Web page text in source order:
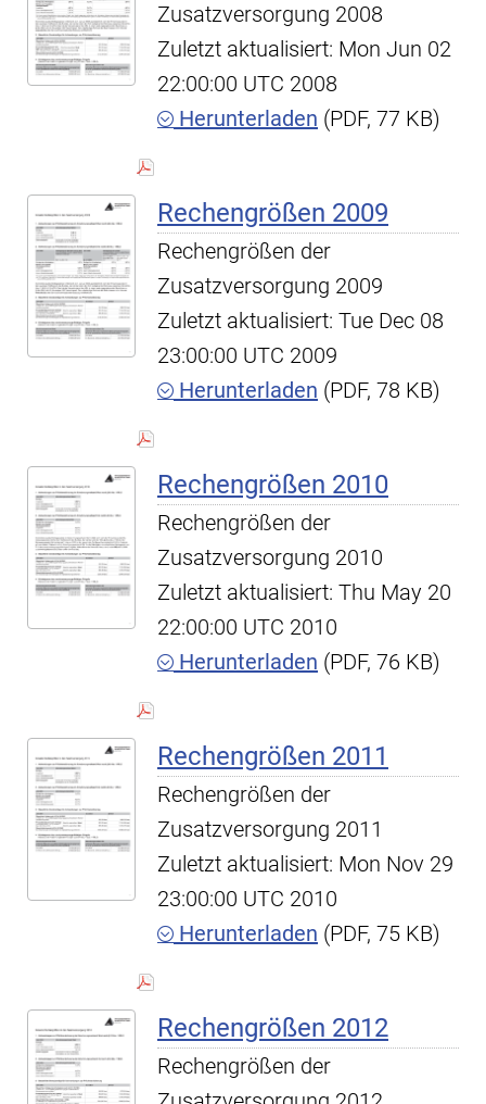
Zusatzversorgung 2008
Zuletzt aktualisiert: Mon Jun 02
22:00:00 UTC 2008
Herunterladen (PDF, 77 KB)
Rechengrößen 2009
Rechengrößen der
Zusatzversorgung 2009
Zuletzt aktualisiert: Tue Dec 08
23:00:00 UTC 2009
Herunterladen (PDF, 78 KB)
Rechengrößen 2010
Rechengrößen der
Zusatzversorgung 2010
Zuletzt aktualisiert: Thu May 20
22:00:00 UTC 2010
Herunterladen (PDF, 76 KB)
Rechengrößen 2011
Rechengrößen der
Zusatzversorgung 2011
Zuletzt aktualisiert: Mon Nov 29
23:00:00 UTC 2010
Herunterladen (PDF, 75 KB)
Rechengrößen 2012
Rechengrößen der